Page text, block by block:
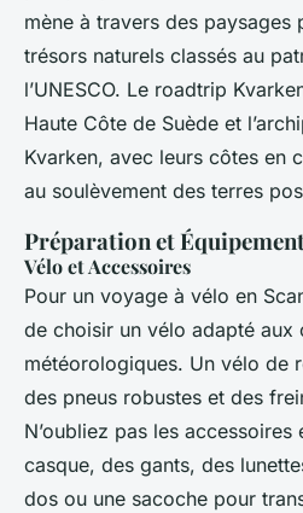
mène à travers des paysages
trésors naturels classés au
l’UNESCO. Le roadtrip
Haute Côte de Suède et
Kvarken, avec leurs côtes en
au soulèvement des terres
Préparation et
Vélo et Accessoires
Pour un voyage à vélo en
de choisir un vélo adapté aux
météorologiques. Un vélo de
des pneus robustes et des
N’oubliez pas les accessoires
casque, des gants, des
dos ou une sacoche pour